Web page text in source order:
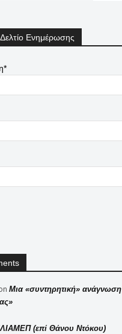
Ενημέρωσης
Μια «συντηρητική» ανάγνωση
(επί Θάνου Ντόκου)